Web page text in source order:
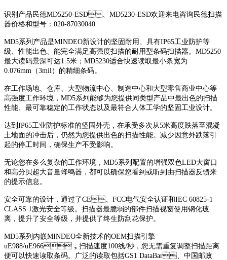
识别产品民德MD5250-ESD、MD5230-ESD欢迎来电咨询民德扫描
器价格和型号：020-87030040
MD5系列产品是MINDEO新设计的坚固耐用、具有IP65工业防护等
级、性能出色、能完全满足高强度扫描的耐用型条码扫描器。MD5250
最大读码景深可达1.5米；MD5230适合快速读取最小条宽为
0.076mm（3mil）的精细条码。
在工作场地、仓库、大型物流中心、制造中心和大型零售商业中心等
高强度工作环境，MD5系列能够为您提供同类型产品中最出色的扫描
性能、最可靠稳定的工作状态以及最符合人体工学的坚固工业设计。
达到IP65工业防护标准的坚固外壳，在承受多次从5米高度跌落至混凝
土地面的冲击后，仍然为您提供出色的扫描性能。减少因意外跌落引
起的停工时间，确保生产不受影响。
无论您在多么复杂的工作环境，MD5系列配置的增强双色LED大窗口
和高分贝超大音量蜂鸣器，都可以确保您看到或听到由扫描器反馈来
的提示信息。
安全可靠的设计，通过了CE、FCC电气安全认证和IEC 60825-1
CLASS 1激光安全等级。扫描器最脆弱的部件扫描视窗使用钢化玻
离，提升了安全等级，并提供了终生防刮花保护。
MD5系列内嵌MINDEO全新技术的OEM扫描引擎
uE988/uE966，扫描速度100线/秒，您无需重复调整扫描距离
便可以快速读取条码。广泛的读取包括GS1 DataBar、中国邮政